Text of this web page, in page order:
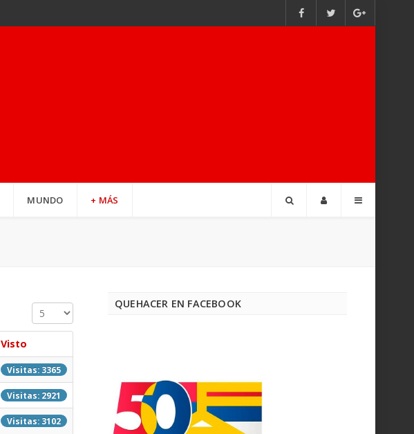
MUNDO + MÁS
Cantidad a mostrar
Visto
Visitas: 3365
Visitas: 2921
Visitas: 3102
QUEHACER EN FACEBOOK